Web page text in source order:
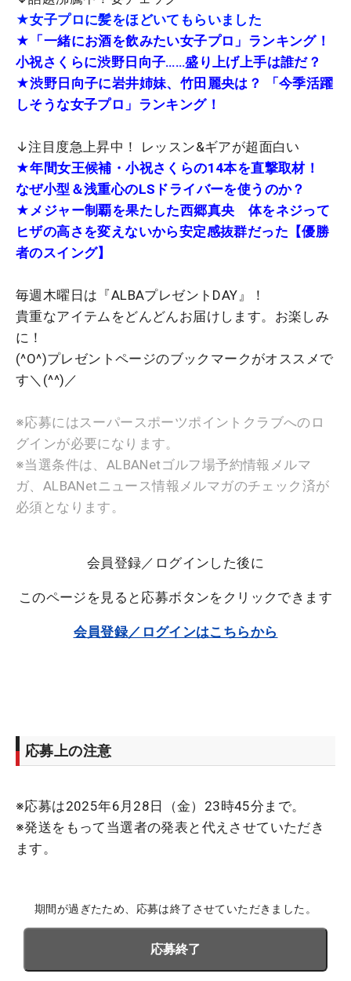
★女子プロに髪をほどいてもらいました
★「一緒にお酒を飲みたい女子プロ」ランキング！
小祝さくらに渋野日向子……盛り上げ上手は誰だ？
★渋野日向子に岩井姉妹、竹田麗央は？ 「今季活躍
しそうな女子プロ」ランキング！
↓注目度急上昇中！ レッスン&ギアが超面白い
★年間女王候補・小祝さくらの14本を直撃取材！
なぜ小型＆浅重心のLSドライバーを使うのか？
★メジャー制覇を果たした西郷真央 体をネジって
ヒザの高さを変えないから安定感抜群だった【優勝
者のスイング】
毎週木曜日は『ALBAプレゼントDAY』！
貴重なアイテムをどんどんお届けします。お楽しみ
に！
(^O^)プレゼントページのブックマークがオススメで
す＼(^^)／
※応募にはスーパースポーツポイントクラブへのロ
グインが必要になります。
※当選条件は、ALBANetゴルフ場予約情報メルマ
ガ、ALBANetニュース情報メルマガのチェック済が
必須となります。
会員登録／ログインした後に
このページを見ると応募ボタンをクリックできます
会員登録／ログインはこちらから
応募上の注意
※応募は2025年6月28日（金）23時45分まで。
※発送をもって当選者の発表と代えさせていただき
ます。
期間が過ぎたため、応募は終了させていただきました。
応募終了